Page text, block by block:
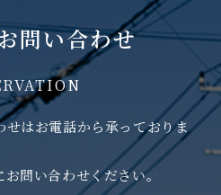
問い合わせ
せはお電話から承っておりま
問い合わせください。